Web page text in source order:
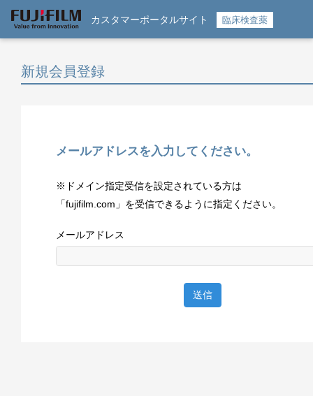
カスタマーポータルサイト 臨床検査薬
新規会員登録
メールアドレスを入力してください。
※ドメイン指定受信を設定されている方は
「fujifilm.com」を受信できるように指定ください。
メールアドレス
送信